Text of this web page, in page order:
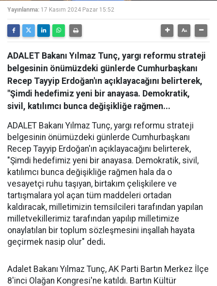
Yayınlanma: 17 Kasım 2024 Pazar 15:52
ADALET Bakanı Yılmaz Tunç, yargı reformu strateji
belgesinin önümüzdeki günlerde Cumhurbaşkanı
Recep Tayyip Erdoğan'ın açıklayacağını belirterek,
"Şimdi hedefimiz yeni bir anayasa. Demokratik,
sivil, katılımcı bunca değişikliğe rağmen...
ADALET Bakanı Yılmaz Tunç, yargı reformu strateji
belgesinin önümüzdeki günlerde Cumhurbaşkanı
Recep Tayyip Erdoğan'ın açıklayacağını belirterek,
"Şimdi hedefimiz yeni bir anayasa. Demokratik, sivil,
katılımcı bunca değişikliğe rağmen hala da o
vesayetçi ruhu taşıyan, birtakım çelişkilere ve
tartışmalara yol açan tüm maddeleri ortadan
kaldıracak, milletimizin temsilcileri tarafından yapılan
milletvekillerimiz tarafından yapılıp milletimize
onaylatılan bir toplum sözleşmesini inşallah hayata
geçirmek nasip olur" dedi.
Adalet Bakanı Yılmaz Tunç, AK Parti Bartın Merkez İlçe
8'inci Olağan Kongresi'ne katıldı. Bartın Kültür